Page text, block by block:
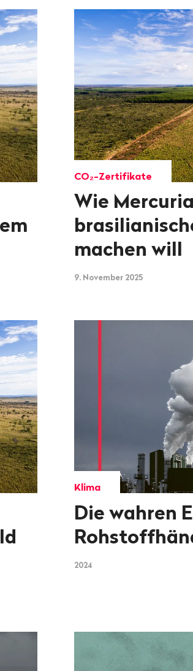
CO₂-Zertifikate
Wie
machen will
9. November 2025
Klima
Die wahren
2024